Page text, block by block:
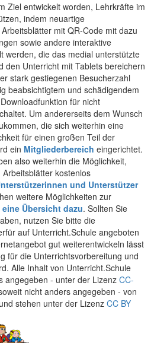
Ziel entwickelt worden, Lehrkräfte im
indem neuartige
mit QR-Code mit dazu
sowie andere interaktive
werden, die das medial unterstützte
den Unterricht mit Tablets bereichern
stark gestiegenen Besucherzahl
beabsichtigtem und schädigendem
für nicht
Um andererseits dem Wunsch
die sich weiterhin eine
für einen großen Teil der
ein Mitgliederbereich eingerichtet.
also weiterhin die Möglichkeit,
kostenlos
und Unterstützer
weitere Möglichkeiten zur
Übersicht dazu. Sollten Sie
nutzen Sie bitte die
auf Unterricht.Schule angeboten
gut weiterentwickeln lässt
für die Unterrichtsvorbereitung und
Alle Inhalt von Unterricht.Schule
angegeben - unter der Lizenz CC-
nicht anders angegeben - von
stehen unter der Lizenz CC BY